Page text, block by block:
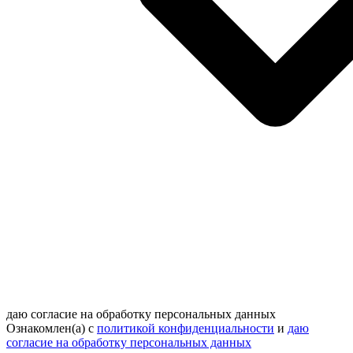
даю согласие на обработку персональных данных
Ознакомлен(а) с политикой конфиденциальности и даю
согласие на обработку персональных данных